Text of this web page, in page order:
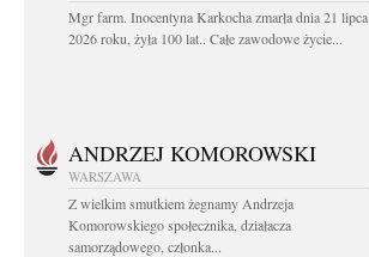
Mgr farm. Inocentyna Karkocha zmarła dnia 21 lipca
2026 roku, żyła 100 lat.. Całe zawodowe życie...
ANDRZEJ KOMOROWSKI
WARSZAWA
Z wielkim smutkiem żegnamy Andrzeja
Komorowskiego społecznika, działacza
samorządowego, członka...